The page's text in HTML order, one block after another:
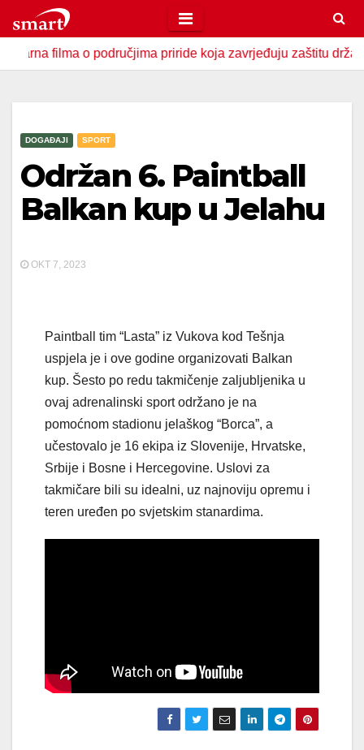
to
contento područjima priride koja zavrjeđuju zaštitu države
DOGAĐAJI SPORT
Održan 6. Paintball
Balkan kup u Jelahu
OKT 7, 2023
Paintball tim “Lasta” iz Vukova kod Tešnja
uspjela je i ove godine organizovati Balkan
kup. Šesto po redu takmičenje zaljubljenika u
ovaj adrenalinski sport održano je na
pomoćnom stadionu jelaškog “Borca”, a
učestovalo je 16 ekipa iz Slovenije, Hrvatske,
Srbije i Bosne i Hercegovine. Uslovi za
takmičare bili su idealni, uz najnoviju opremu i
teren uređen po svjetskim stanardima.